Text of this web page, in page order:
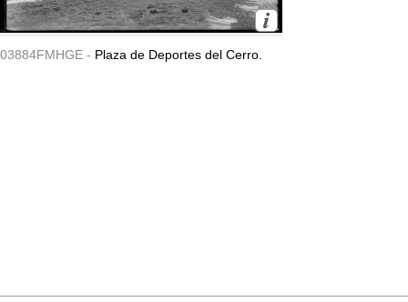
03884FMHGE - Plaza de Deportes del Cerro.